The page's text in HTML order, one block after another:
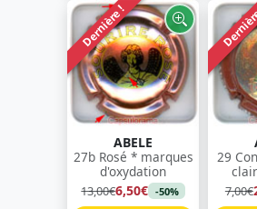
Dernière !
ABELE
27b Rosé * marques
d'oxydation
13,00€6,50€ -50%
29
7,00€